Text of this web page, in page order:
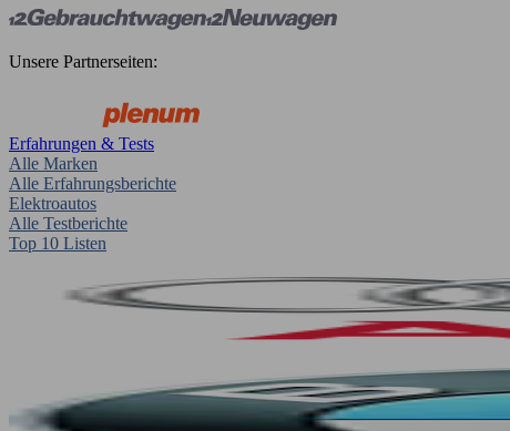
Unsere Partnerseiten:
Erfahrungen & Tests
Alle Marken
Alle Erfahrungsberichte
Elektroautos
Alle Testberichte
Top 10 Listen